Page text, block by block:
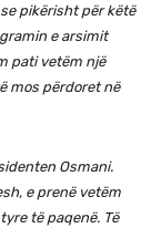
pikërisht për këtë
e arsimit
pati vetëm një
mos përdoret në
Osmani.
e prenë vetëm
të paqenë. Të